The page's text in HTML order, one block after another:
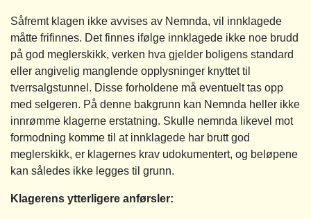
Såfremt klagen ikke avvises av Nemnda, vil innklagede
måtte frifinnes. Det finnes ifølge innklagede ikke noe brudd
på god meglerskikk, verken hva gjelder boligens standard
eller angivelig manglende opplysninger knyttet til
tverrsalgstunnel. Disse forholdene må eventuelt tas opp
med selgeren. På denne bakgrunn kan Nemnda heller ikke
innrømme klagerne erstatning. Skulle nemnda likevel mot
formodning komme til at innklagede har brutt god
meglerskikk, er klagernes krav udokumentert, og beløpene
kan således ikke legges til grunn.
Klagerens ytterligere anførsler: